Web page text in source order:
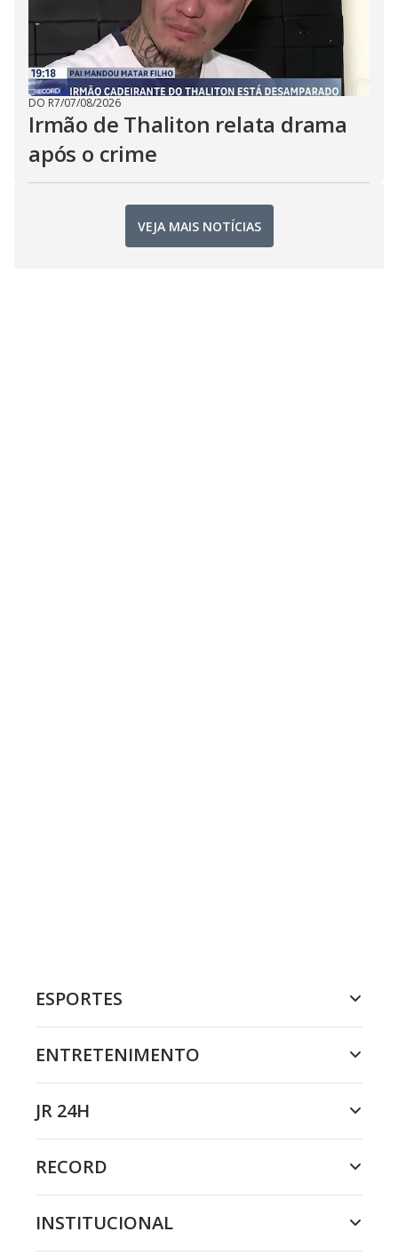
DO R7/07/08/2026
Irmão de Thaliton relata drama
após o crime
VEJA MAIS NOTÍCIAS
ESPORTES
ENTRETENIMENTO
JR 24H
RECORD
INSTITUCIONAL